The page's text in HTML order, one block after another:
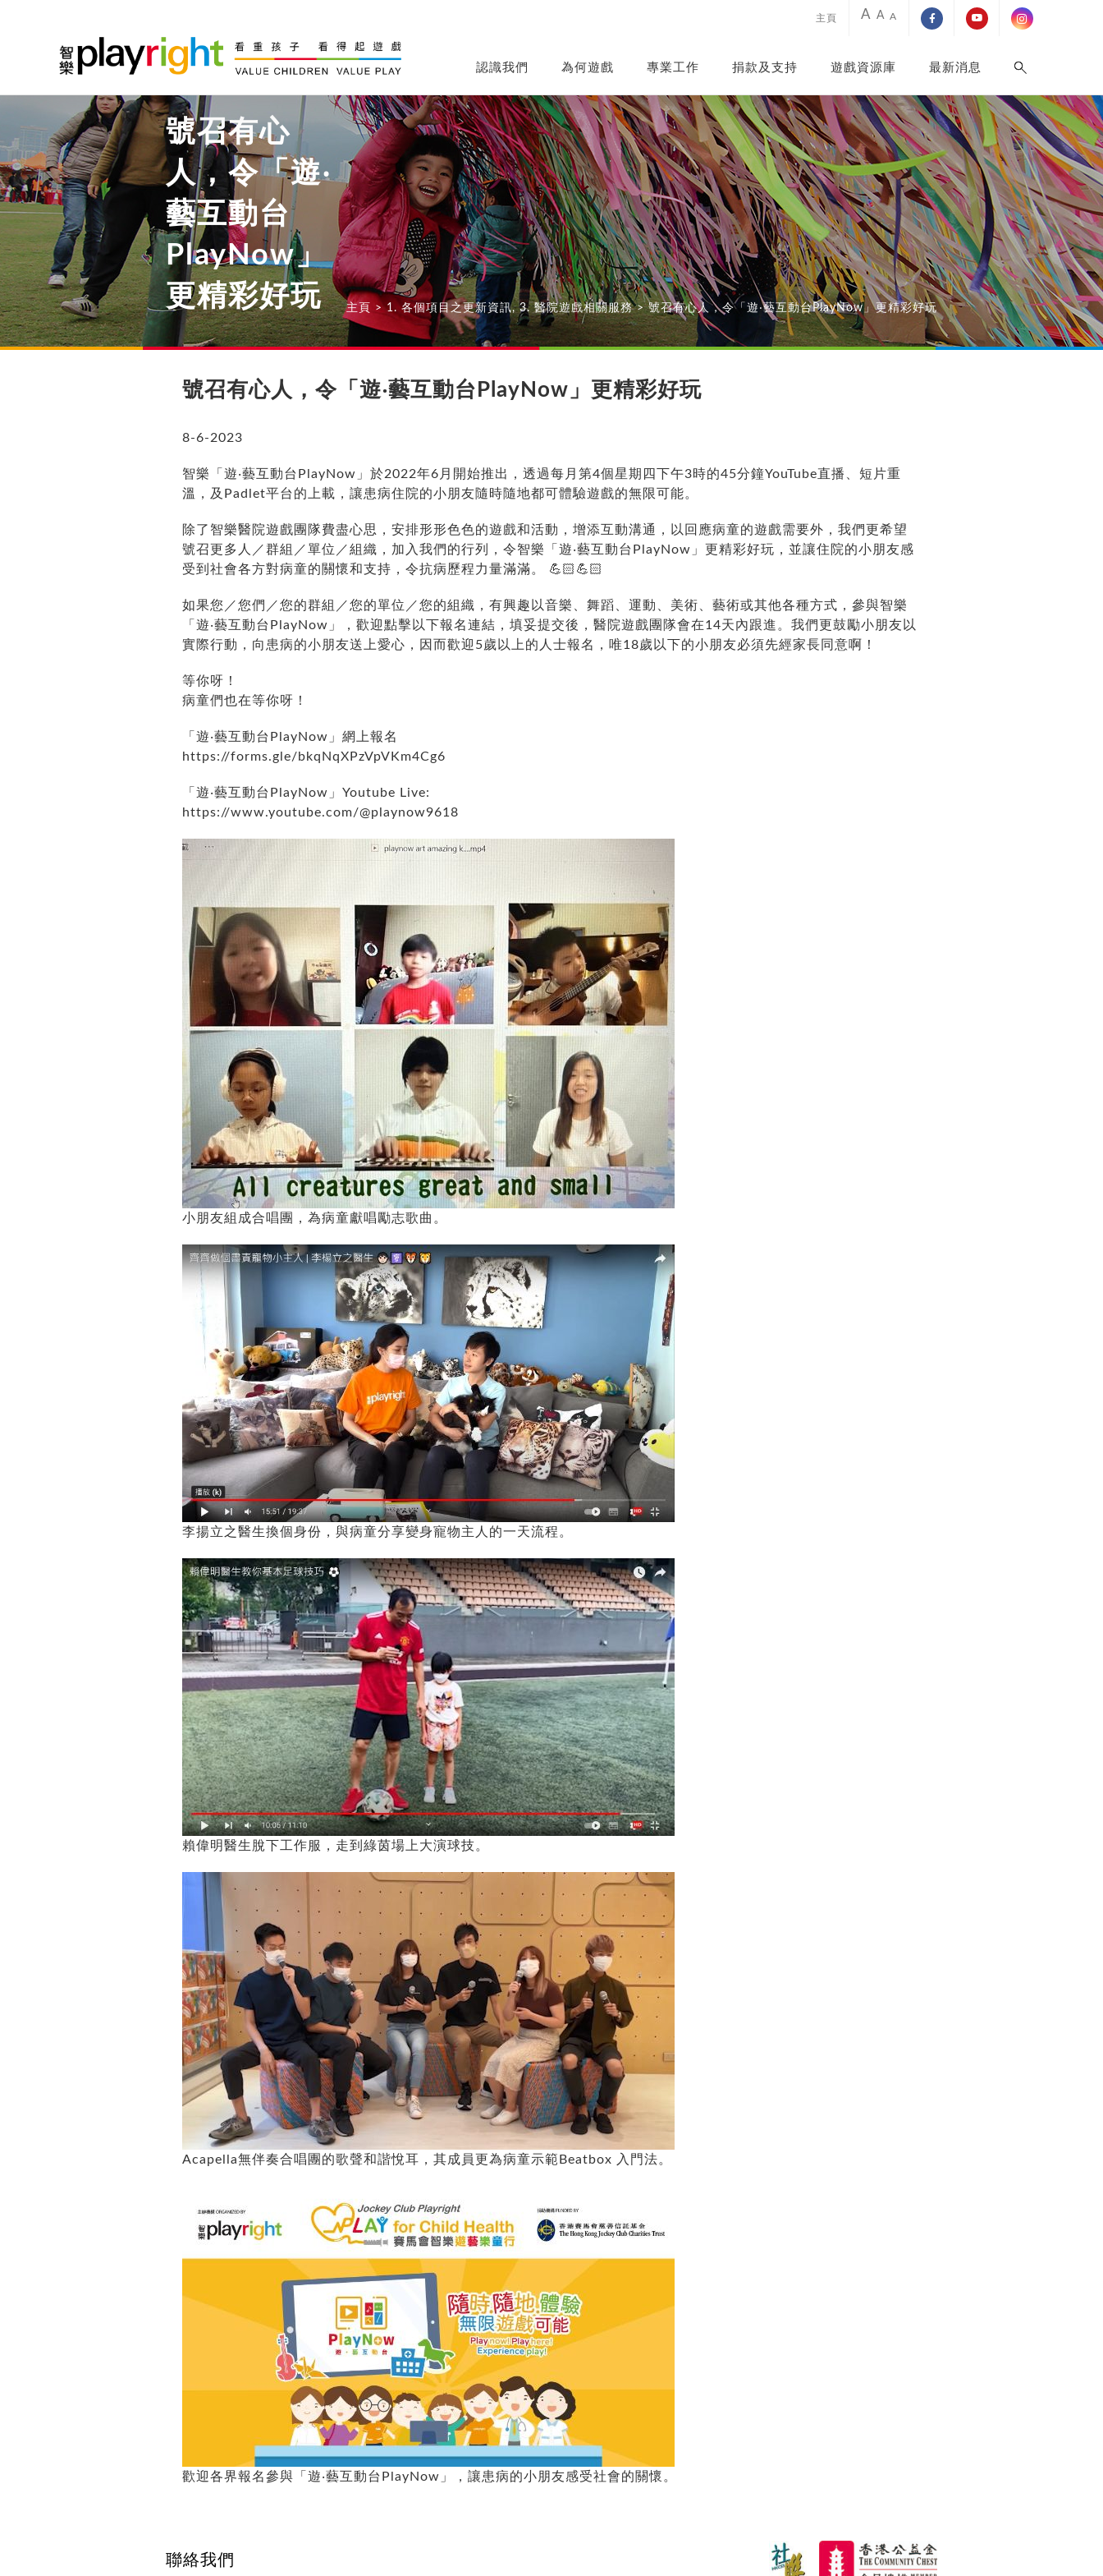
主頁 A A A
認識我們 為何遊戲 專業工作 捐款及支持 遊戲資源庫 最新消息
號召有心
人，令「遊‧
藝互動台
PlayNow」
更精彩好玩
主頁 > 1. 各個項目之更新資訊,3. 醫院遊戲相關服務 > 號召有心人，令「遊‧藝互動台PlayNow」更精彩好玩
號召有心人，令「遊‧藝互動台PlayNow」更精彩好玩
8-6-2023
智樂「遊‧藝互動台PlayNow」於2022年6月開始推出，透過每月第4個星期四下午3時的45分鐘YouTube直播、短片重
溫，及Padlet平台的上載，讓患病住院的小朋友隨時隨地都可體驗遊戲的無限可能。
除了智樂醫院遊戲團隊費盡心思，安排形形色色的遊戲和活動，增添互動溝通，以回應病童的遊戲需要外，我們更希望
號召更多人／群組／單位／組織，加入我們的行列，令智樂「遊‧藝互動台PlayNow」更精彩好玩，並讓住院的小朋友感
受到社會各方對病童的關懷和支持，令抗病歷程力量滿滿。 💪🏻 💪🏻
如果您／您們／您的群組／您的單位／您的組織，有興趣以音樂、舞蹈、運動、美術、藝術或其他各種方式，參與智樂
「遊‧藝互動台PlayNow」，歡迎點擊以下報名連結，填妥提交後，醫院遊戲團隊會在14天內跟進。我們更鼓勵小朋友以
實際行動，向患病的小朋友送上愛心，因而歡迎5歲以上的人士報名，唯18歲以下的小朋友必須先經家長同意啊！
等你呀！
病童們也在等你呀！
「遊‧藝互動台PlayNow」網上報名
https://forms.gle/bkqNqXPzVpVKm4Cg6
「遊‧藝互動台PlayNow」Youtube Live:
https://www.youtube.com/@playnow9618
小朋友組成合唱團，為病童獻唱勵志歌曲。
李揚立之醫生換個身份，與病童分享變身寵物主人的一天流程。
賴偉明醫生脫下工作服，走到綠茵場上大演球技。
Acapella無伴奏合唱團的歌聲和諧悅耳，其成員更為病童示範Beatbox 入門法。
歡迎各界報名參與「遊‧藝互動台PlayNow」，讓患病的小朋友感受社會的關懷。
聯絡我們